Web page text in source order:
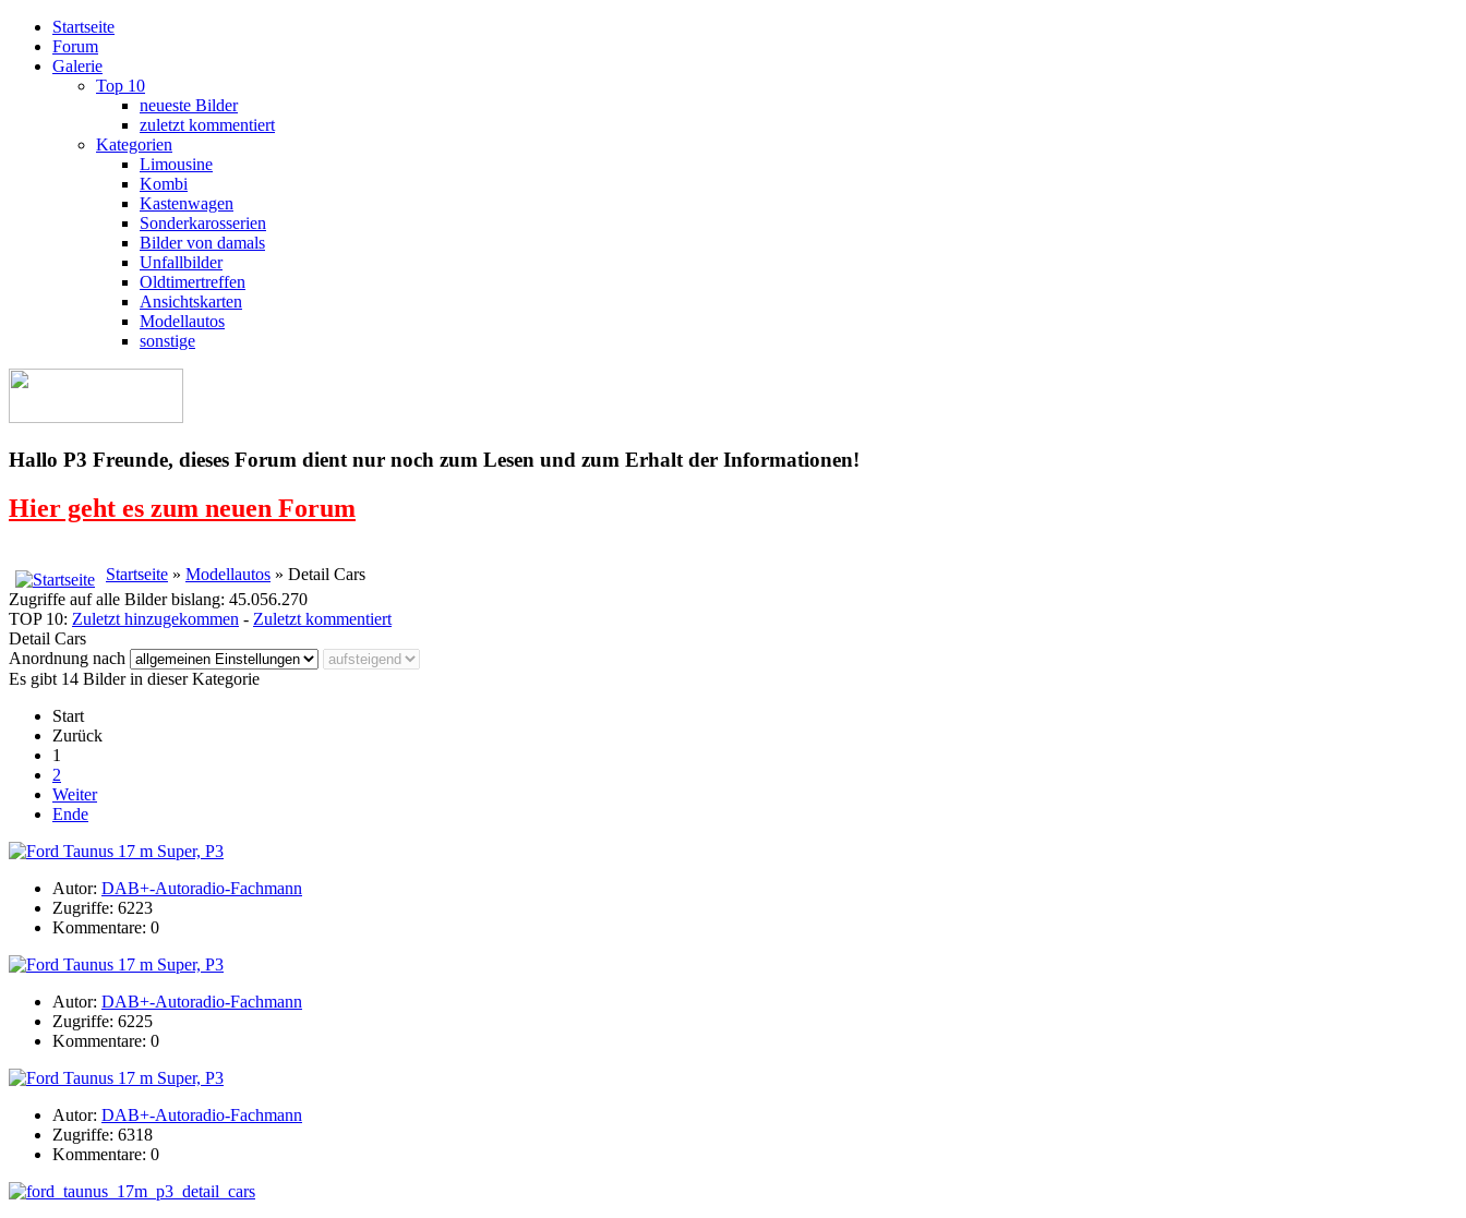
Startseite
Forum
Galerie
Top 10
neueste Bilder
zuletzt kommentiert
Kategorien
Limousine
Kombi
Kastenwagen
Sonderkarosserien
Bilder von damals
Unfallbilder
Oldtimertreffen
Ansichtskarten
Modellautos
sonstige
Hallo P3 Freunde, dieses Forum dient nur noch zum Lesen und zum Erhalt der Informationen!
Hier geht es zum neuen Forum
Startseite » Modellautos » Detail Cars
Zugriffe auf alle Bilder bislang: 45.056.270
TOP 10: Zuletzt hinzugekommen - Zuletzt kommentiert
Detail Cars
Anordnung nach
Es gibt 14 Bilder in dieser Kategorie
Start
Zurück
1
2
Weiter
Ende
Autor: DAB+-Autoradio-Fachmann
Zugriffe: 6223
Kommentare: 0
Autor: DAB+-Autoradio-Fachmann
Zugriffe: 6225
Kommentare: 0
Autor: DAB+-Autoradio-Fachmann
Zugriffe: 6318
Kommentare: 0